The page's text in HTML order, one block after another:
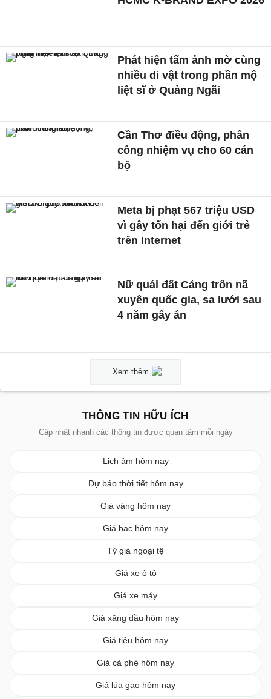
Phát hiện tấm ảnh mờ cùng
nhiều di vật trong phần mộ
liệt sĩ ở Quảng Ngãi
Cần Thơ điều động, phân
công nhiệm vụ cho 60 cán
bộ
Meta bị phạt 567 triệu USD
vì gây tổn hại đến giới trẻ
trên Internet
Nữ quái đất Cảng trốn nã
xuyên quốc gia, sa lưới sau
4 năm gây án
Xem thêm
THÔNG TIN HỮU ÍCH
Cập nhật nhanh các thông tin được quan tâm mỗi ngày
Lịch âm hôm nay
Dự báo thời tiết hôm nay
Giá vàng hôm nay
Giá bạc hôm nay
Tỷ giá ngoại tệ
Giá xe ô tô
Giá xe máy
Giá xăng dầu hôm nay
Giá tiêu hôm nay
Giá cà phê hôm nay
Giá lúa gạo hôm nay